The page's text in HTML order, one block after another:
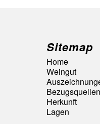
Sitemap
Home
Weingut
Bezugsquellen
Herkunft
Lagen